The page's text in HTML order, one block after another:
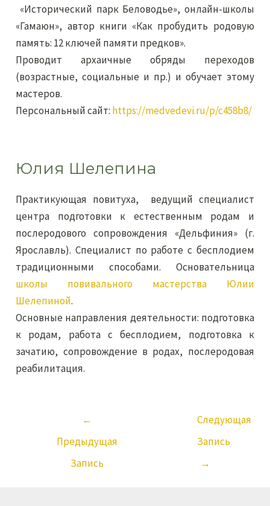
«Исторический парк Беловодье», онлайн-школы
«Гамаюн», автор книги «Как пробудить родовую
память: 12 ключей памяти предков».
Проводит архаичные обряды переходов
(возрастные, социальные и пр.) и обучает этому
мастеров.
Персональный сайт: https://medvedevi.ru/p/c458b8/
Юлия Шелепина
Практикующая повитуха, ведущий специалист
центра подготовки к естественным родам и
послеродового сопровождения «Дельфиния» (г.
Ярославль). Специалист по работе с бесплодием
традиционными способами. Основательница
школы повивального мастерства Юлии
Шелепиной.
Основные направления деятельности: подготовка
к родам, работа с бесплодием, подготовка к
зачатию, сопровождение в родах, послеродовая
реабилитация.
←
Предыдущая
Запись
Следующая
Запись
→